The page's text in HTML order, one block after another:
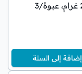
إضافة إلى السلة